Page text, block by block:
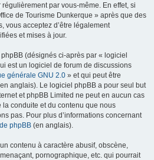
par vous-même. En effet, si
de Tourisme Dunkerque » après que des
vous acceptez d’être légalement
et mises à jour.
(désignés ci-après par « logiciel
est un logiciel de forum de discussions
générale GNU 2.0 » et qui peut être
anglais). Le logiciel phpBB a pour seul but
et phpBB Limited ne peut en aucun cas
conduite et du contenu que nous
pas. Pour plus d’informations concernant
phpBB (en anglais).
contenu à caractère abusif, obscène,
pornographique, etc. qui pourrait